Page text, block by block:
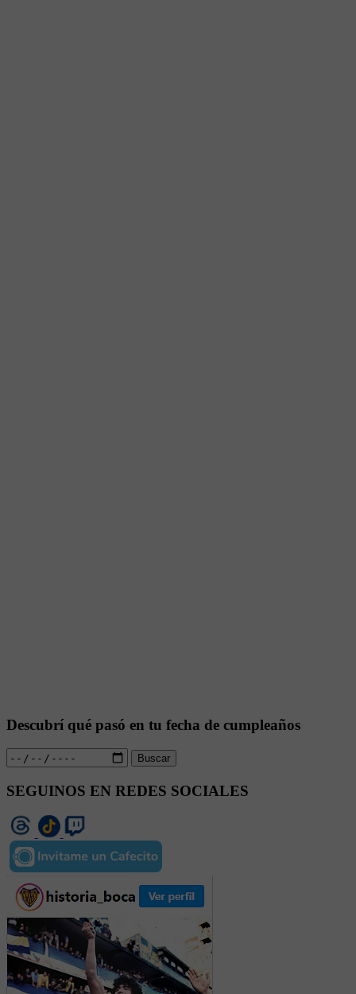
Descubrí qué pasó en tu fecha de cumpleaños
Buscar
SEGUINOS EN REDES SOCIALES